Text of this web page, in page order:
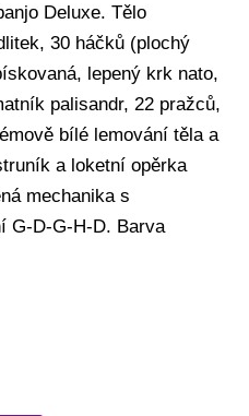
Deluxe. Tělo
30 háčků (plochý
lepený krk nato,
palisandr, 22 pražců,
bílé lemování těla a
a loketní opěrka
mechanika s
G-D-G-H-D. Barva